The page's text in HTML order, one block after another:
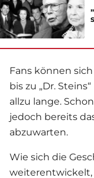
Fans können
bis zu „Dr.
allzu lange.
jedoch bereits
abzuwarten.
Wie sich die
weiterentwickelt,